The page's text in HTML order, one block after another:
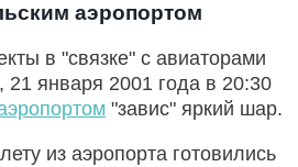
аэропортом
в "связке" с авиаторами
21 января 2001 года в 20:30
"завис" яркий шар.
из аэропорта готовились